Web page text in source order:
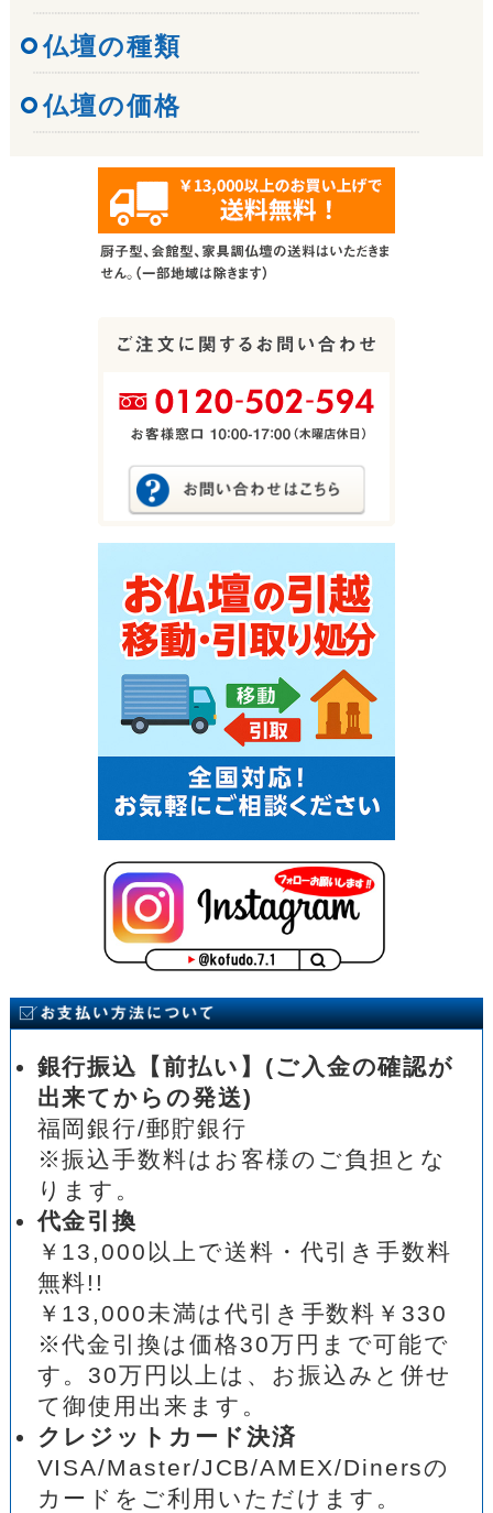
仏壇の種類
仏壇の価格
銀行振込【前払い】(ご入金の確認が
出来てからの発送)
福岡銀行/郵貯銀行
※振込手数料はお客様のご負担とな
ります。
代金引換
￥13,000以上で送料・代引き手数料
無料!!
￥13,000未満は代引き手数料￥330
※代金引換は価格30万円まで可能で
す。30万円以上は、お振込みと併せ
て御使用出来ます。
クレジットカード決済
VISA/Master/JCB/AMEX/Dinersの
カードをご利用いただけます。